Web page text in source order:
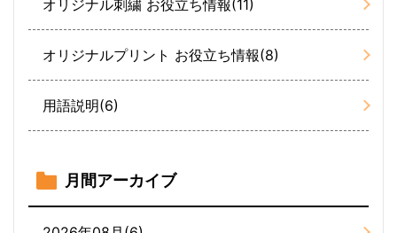
オリジナル刺繍 お役立ち情報(11)
オリジナルプリント お役立ち情報(8)
用語説明(6)
月間アーカイブ